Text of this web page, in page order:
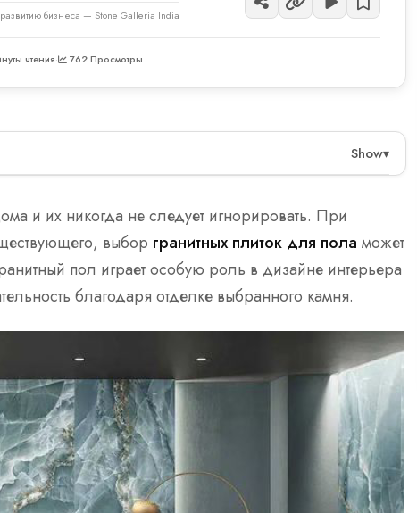
развитию бизнеса — Stone Galleria India
чтения· 762 Просмотры
Show▾
пятнам и царапинам, что делает их
Однако их вес и сложность установки
для зон с высокой проходимостью.
царапинам, что обеспечивает долговечность.
и сложности гранитных плиток.
покрытия, который сочетает в себе
подходящий для различных условий.
и их никогда не следует игнорировать. При
выбор гранитных плиток для пола может
пол играет особую роль в дизайне интерьера
благодаря отделке выбранного камня.